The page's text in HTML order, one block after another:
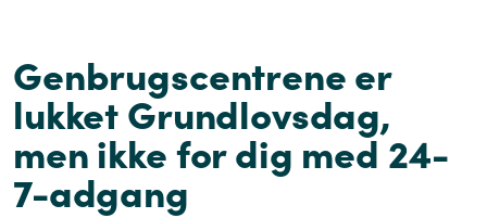
Genbrugscentrene er
lukket Grundlovsdag,
men ikke for dig med 24-
7-adgang